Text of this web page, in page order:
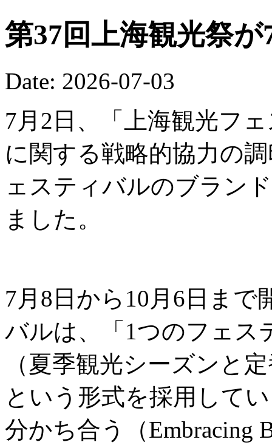
第37回上海観光祭
Date: 2026-07-03
7月2日、「上海観光フ
に関する戦略的協力の
ェスティバルのブラン
ました。
7月8日から10月6日ま
バルは、「1つのフェス
（夏季観光シーズンと
という形式を採用して
分かち合う（Embracing